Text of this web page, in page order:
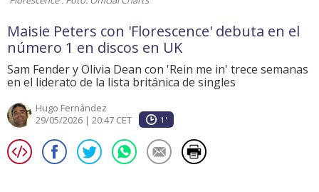
Maisie Peters con 'Florescence' debuta en el
número 1 en discos en UK
Sam Fender y Olivia Dean con 'Rein me in' trece semanas
en el liderato de la lista británica de singles
Hugo Fernández
29/05/2026 | 20:47 CET
1'